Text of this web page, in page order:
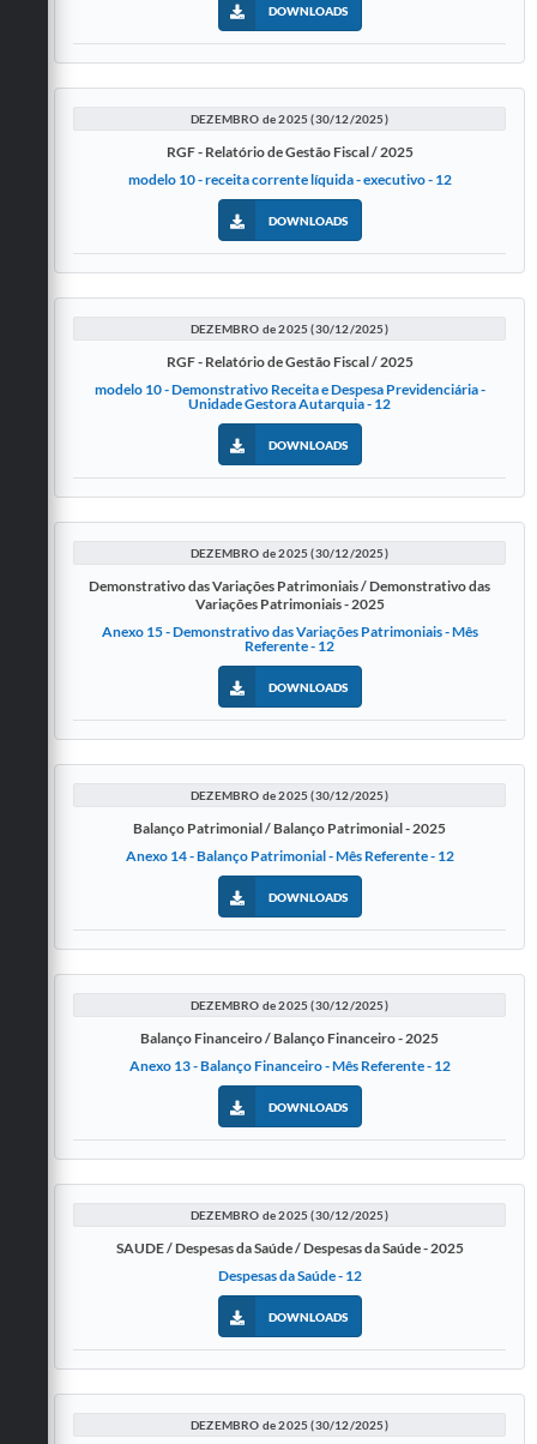
DOWNLOADS
DEZEMBRO de 2025 (30/12/2025)
RGF - Relatório de Gestão Fiscal / 2025
modelo 10 - receita corrente líquida - executivo - 12
DOWNLOADS
DEZEMBRO de 2025 (30/12/2025)
RGF - Relatório de Gestão Fiscal / 2025
modelo 10 - Demonstrativo Receita e Despesa Previdenciária -
Unidade Gestora Autarquia - 12
DOWNLOADS
DEZEMBRO de 2025 (30/12/2025)
Demonstrativo das Variações Patrimoniais / Demonstrativo das
Variações Patrimoniais - 2025
Anexo 15 - Demonstrativo das Variações Patrimoniais - Mês
Referente - 12
DOWNLOADS
DEZEMBRO de 2025 (30/12/2025)
Balanço Patrimonial / Balanço Patrimonial - 2025
Anexo 14 - Balanço Patrimonial - Mês Referente - 12
DOWNLOADS
DEZEMBRO de 2025 (30/12/2025)
Balanço Financeiro / Balanço Financeiro - 2025
Anexo 13 - Balanço Financeiro - Mês Referente - 12
DOWNLOADS
DEZEMBRO de 2025 (30/12/2025)
SAUDE / Despesas da Saúde / Despesas da Saúde - 2025
Despesas da Saúde - 12
DOWNLOADS
DEZEMBRO de 2025 (30/12/2025)